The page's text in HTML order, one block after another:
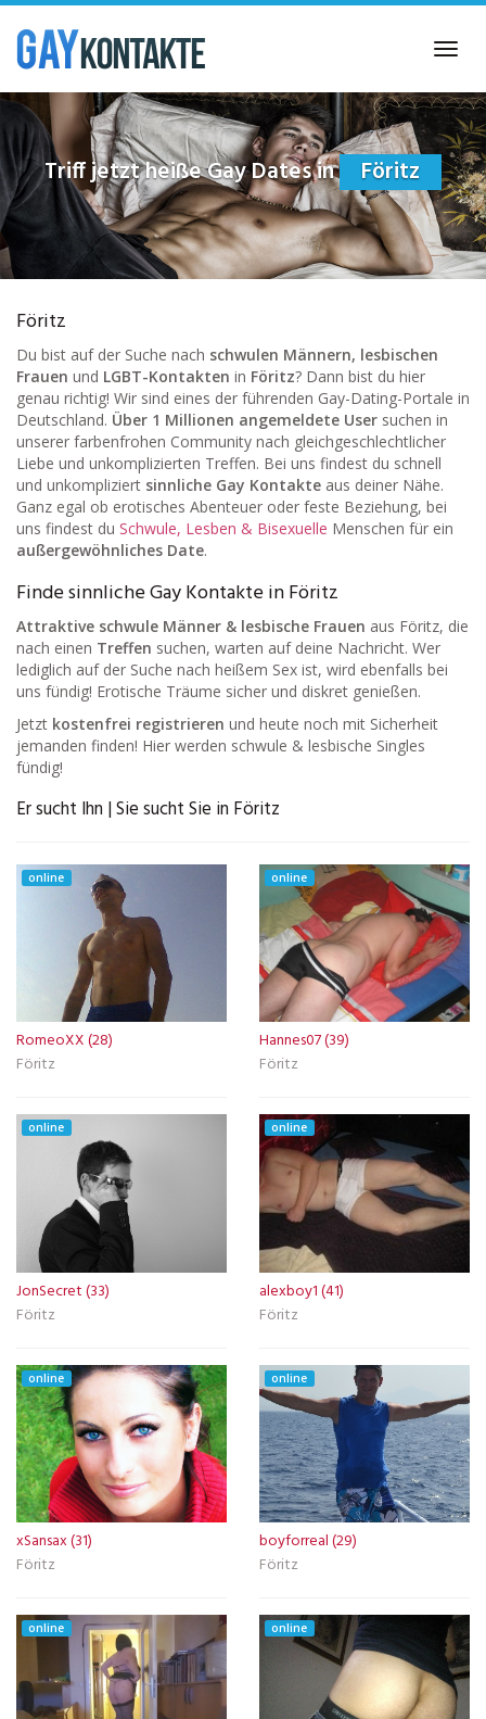
Skip
main
content
Triff jetzt heiße Gay Dates in Föritz
Föritz
Du bist auf der Suche nach schwulen Männern, lesbischen
Frauen und LGBT-Kontakten in Föritz? Dann bist du hier
genau richtig! Wir sind eines der führenden Gay-Dating-Portale in
Deutschland. Über 1 Millionen angemeldete User suchen in
unserer farbenfrohen Community nach gleichgeschlechtlicher
Liebe und unkomplizierten Treffen. Bei uns findest du schnell
und unkompliziert sinnliche Gay Kontakte aus deiner Nähe.
Ganz egal ob erotisches Abenteuer oder feste Beziehung, bei
uns findest du Schwule, Lesben & Bisexuelle Menschen für ein
außergewöhnliches Date.
Finde sinnliche Gay Kontakte in Föritz
Attraktive schwule Männer & lesbische Frauen aus Föritz, die
nach einen Treffen suchen, warten auf deine Nachricht. Wer
lediglich auf der Suche nach heißem Sex ist, wird ebenfalls bei
uns fündig! Erotische Träume sicher und diskret genießen.
Jetzt kostenfrei registrieren und heute noch mit Sicherheit
jemanden finden! Hier werden schwule & lesbische Singles
fündig!
Er sucht Ihn | Sie sucht Sie in Föritz
online
RomeoXX (28)
Föritz
online
Hannes07 (39)
Föritz
online
JonSecret (33)
Föritz
online
alexboy1 (41)
Föritz
online
xSansax (31)
Föritz
online
boyforreal (29)
Föritz
online online